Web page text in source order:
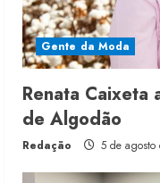
Gente da Moda
Renata Caixeta
de Algodão
Redação 5 de